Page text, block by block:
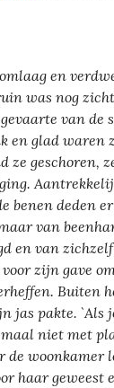
en
was nog
van de
en glad waren
ze geschoren,
benen deden
van
en van
zijn gave
Buiten
jas pakte. `Als
niet met
de woonkamer
haar geweest